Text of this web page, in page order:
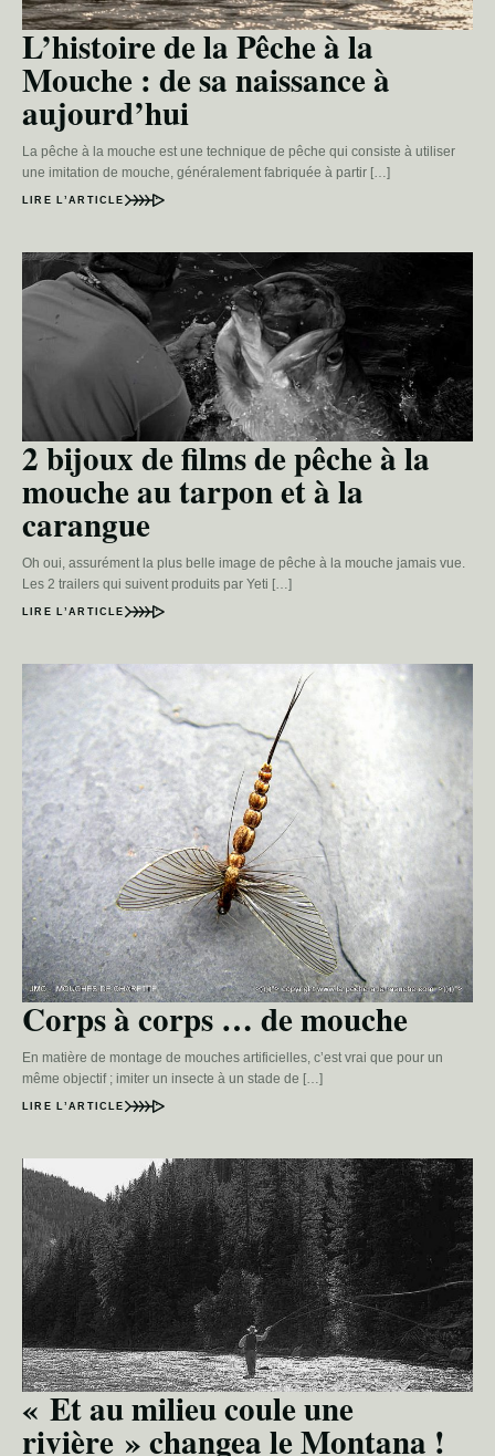
L’histoire de la Pêche à la
Mouche : de sa naissance à
aujourd’hui
La pêche à la mouche est une technique de pêche qui consiste à utiliser
une imitation de mouche, généralement fabriquée à partir […]
LIRE L’ARTICLE
2 bijoux de films de pêche à la
mouche au tarpon et à la
carangue
Oh oui, assurément la plus belle image de pêche à la mouche jamais vue.
Les 2 trailers qui suivent produits par Yeti […]
LIRE L’ARTICLE
Corps à corps … de mouche
En matière de montage de mouches artificielles, c’est vrai que pour un
même objectif ; imiter un insecte à un stade de […]
LIRE L’ARTICLE
« Et au milieu coule une
rivière » changea le Montana !